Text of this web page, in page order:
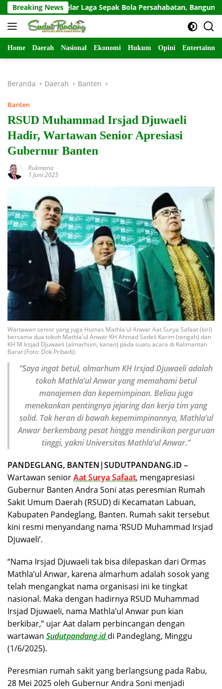
Langsung
ke
konten
Breaking News
Gelar Laga Sepak Bola Persahabatan, Bangun Keakraban di
Home Daerah Nasional Ekonomi Hukum Opini
Beranda Daerah Banten
Banten
RSUD Muhammad Irsjad Djuwaeli
Hadir, Wartawan Senior Apresiasi
Gubernur Banten
Rukmana
1 Juni 2025
Wartawan senior yang juga Humas Mathla'ul Anwar Aat Surya Safaat (kiri)
bersama dua tokoh Mathla'ul Anwar KH Ahmad Sadeli Karim (tengah) dan
KH M Irsjad Djuwaeli (almarhum, kanan) pada suatu acara di Kalimantan
Barat (Foto: Dok.Pribadi).
“Saya ingat betul, almarhum KH Irsjad Djuwaeli adalah
tokoh Mathla’ul Anwar yang memahami betul
manajemen dan kepemimpinan. Beliau juga
menekankan pentingnya jejaring dan kerja tim yang
solid. Tak heran di bawah kepemimpinannya, Mathla’ul
Anwar berkembang pesat hingga mendirikan perguruan
tinggi, yakni Universitas Mathla’ul Anwar.”
PANDEGLANG, BANTEN|SUDUTPANDANG.ID –
Wartawan seniorAat Surya Safaat, mengapresiasi
Gubernur Banten Andra Soni atas peresmian Rumah
Sakit Umum Daerah (RSUD) di Kecamatan Labuan,
Kabupaten Pandeglang, Banten. Rumah sakit tersebut
kini resmi menyandang nama ‘RSUD Muhammad Irsjad
Djuwaeli’.
“Nama Irsjad Djuwaeli tak bisa dilepaskan dari Ormas
Mathla’ul Anwar, karena almarhum adalah sosok yang
telah mengangkat nama organisasi ini ke tingkat
nasional. Maka dengan hadirnya RSUD Muhammad
Irsjad Djuwaeli, nama Mathla’ul Anwar pun kian
berkibar,” ujar Aat dalam perbincangan dengan
wartawan Sudutpandang.id di Pandeglang, Minggu
(1/6/2025).
Peresmian rumah sakit yang berlangsung pada Rabu,
28 Mei 2025 oleh Gubernur Andra Soni menjadi